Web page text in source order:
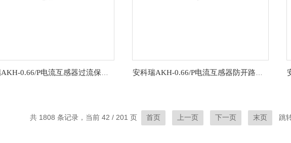
共 1808 条记录，当前 42 / 201 页 首页 上一页 下一页 末页 跳